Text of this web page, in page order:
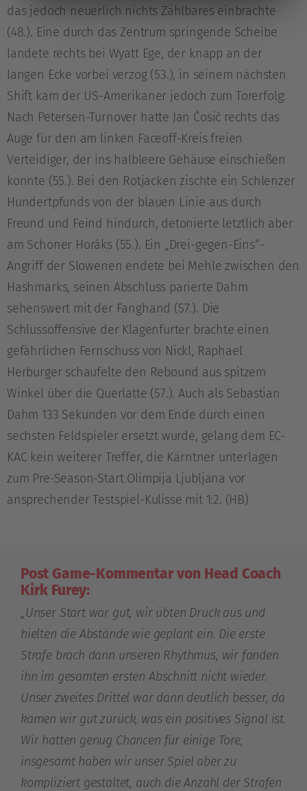
das jedoch neuerlich nichts Zählbares einbrachte
(48.). Eine durch das Zentrum springende Scheibe
landete rechts bei Wyatt Ege, der knapp an der
langen Ecke vorbei verzog (53.), in seinem nächsten
Shift kam der US-Amerikaner jedoch zum Torerfolg:
Nach Petersen-Turnover hatte Jan Ćosić rechts das
Auge für den am linken Faceoff-Kreis freien
Verteidiger, der ins halbleere Gehäuse einschießen
konnte (55.). Bei den Rotjacken zischte ein Schlenzer
Hundertpfunds von der blauen Linie aus durch
Freund und Feind hindurch, detonierte letztlich aber
am Schoner Horáks (55.). Ein „Drei-gegen-Eins“-
Angriff der Slowenen endete bei Mehle zwischen den
Hashmarks, seinen Abschluss parierte Dahm
sehenswert mit der Fanghand (57.). Die
Schlussoffensive der Klagenfurter brachte einen
gefährlichen Fernschuss von Nickl, Raphael
Herburger schaufelte den Rebound aus spitzem
Winkel über die Querlatte (57.). Auch als Sebastian
Dahm 133 Sekunden vor dem Ende durch einen
sechsten Feldspieler ersetzt wurde, gelang dem EC-
KAC kein weiterer Treffer, die Kärntner unterlagen
zum Pre-Season-Start Olimpija Ljubljana vor
ansprechender Testspiel-Kulisse mit 1:2. (HB)
Post Game-Kommentar von Head Coach
Kirk Furey:
„Unser Start war gut, wir übten Druck aus und
hielten die Abstände wie geplant ein. Die erste
Strafe brach dann unseren Rhythmus, wir fanden
ihn im gesamten ersten Abschnitt nicht wieder.
Unser zweites Drittel war dann deutlich besser, da
kamen wir gut zurück, was ein positives Signal ist.
Wir hatten genug Chancen für einige Tore,
insgesamt haben wir unser Spiel aber zu
kompliziert gestaltet, auch die Anzahl der Strafen